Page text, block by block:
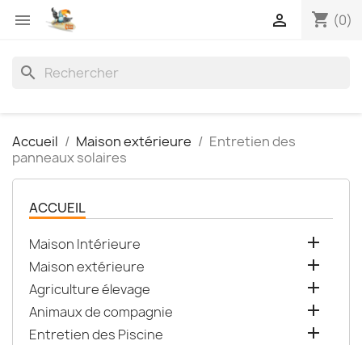
 shopping_cart (0)

search
Accueil Maison extérieure
Entretien des
panneaux solaires
ACCUEIL
Maison Intérieure 
Maison extérieure 
Agriculture élevage 
Animaux de compagnie 
Entretien des Piscine 